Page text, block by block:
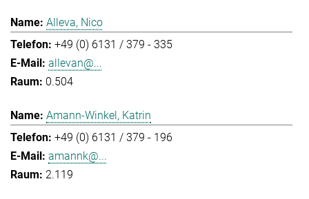
Alleva, Nico
+49 (0) 6131 / 379 - 335
allevan@...
0.504
Amann-Winkel, Katrin
+49 (0) 6131 / 379 - 196
amannk@...
2.119